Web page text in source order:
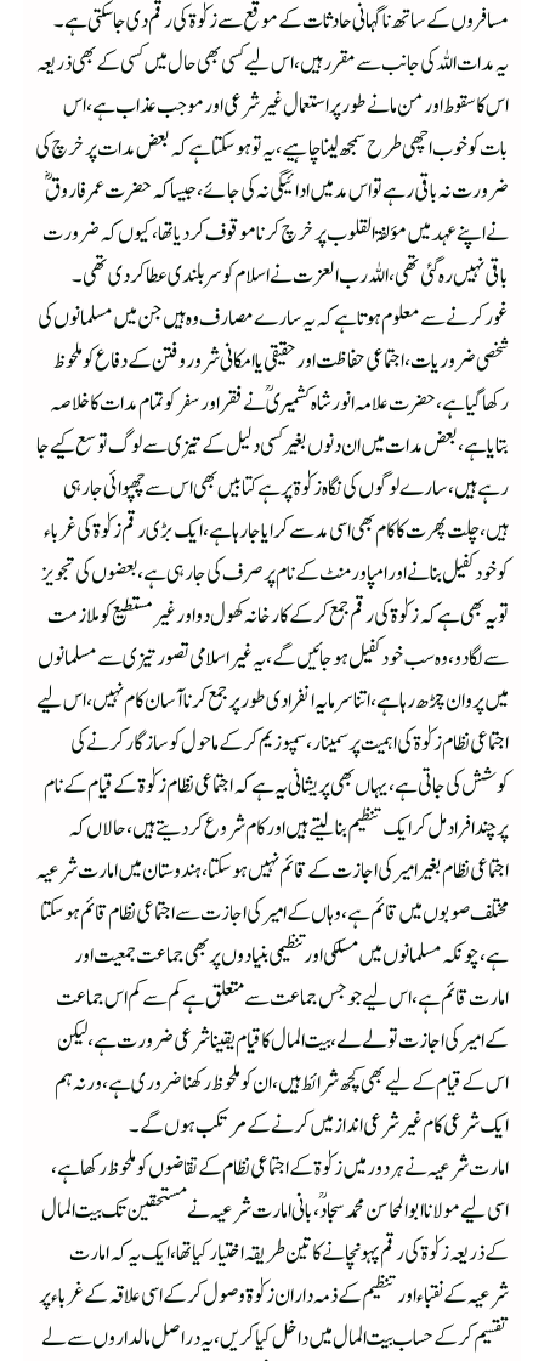
مسافروں کے ساتھ نا گہانی حادثات کے موقع سے زکوٰۃ کی رقم دی جا سکتی ہے ۔
یہ مدات اللہ کی جانب سے مقرر ہیں، اس لیے کسی بھی حال میں کسی کے بھی ذریعہ
اس کا سقوط اور من مانے طور پر استعمال غیر شرعی اور موجب عذاب ہے، اس
بات کو خوب اچھی طرح سمجھ لینا چاہیے، یہ تو ہو سکتا ہے کہ بعض مدات پر خرچ کی
ضرورت نہ باقی رہے تو اس مد میں ادائیگی نہ کی جائے، جیسا کہ حضرت عمر فاروق ؓ
نے اپنے عہد میں مؤلفۃ القلوب پر خرچ کرنا موقوف کر دیا تھا، کیوں کہ ضرورت
باقی نہیں رہ گئی تھی ، اللہ رب العزت نے اسلام کو سر بلندی عطا کر دی تھی۔
غور کرنے سے معلوم ہوتا ہے کہ یہ سارے مصارف وہ ہیں جن میں مسلمانوں کی
شخصی ضروریات ، اجتماعی حفاظت اور حقیقی یا امکانی شرور وفتن کے دفاع کو ملحوظ
رکھا گیا ہے، حضرت علامہ انور شاہ کشمیری ؒ نے فقر اور سفر کو تمام مدات کا خلاصہ
بتایا ہے، بعض مدات میں ان دنوں بغیر کسی دلیل کے تیزی سے لوگ توسع کیے جا
رہے ہیں، سارے لوگوں کی نگاہ زکوٰۃ پر ہے کتابیں بھی اس سے چھپوائی جا رہی
ہیں، چلت پھر ت کا کام بھی اسی مد سے کرایا جا رہا ہے ، ایک بڑی رقم زکوٰۃ کی غرباء
کو خود کفیل بنانے اور امپاورمنٹ کے نام پر صرف کی جا رہی ہے ، بعضوں کی تجویز
تو یہ بھی ہے کہ زکوٰۃ کی رقم جمع کرکے کار خانہ کھول دو اور غیر مستطیع کو ملازمت
سے لگادو، وہ سب خود کفیل ہو جائیں گے ،یہ غیر اسلامی تصور تیزی سے مسلمانوں
میں پروان چڑھ رہا ہے، اتنا سرمایہ انفرادی طور پر جمع کرنا آسان کام نہیں ، اس لیے
اجتماعی نظام زکوٰۃ کی اہمیت پر سمینار ، سمپوزیم کرکے ماحول کو سازگار کرنے کی
کوشش کی جاتی ہے ، یہاں بھی پریشانی یہ ہے کہ اجتماعی نظام زکوٰۃ کے قیام کے نام
پر چند افراد مل کر ایک تنظیم بنا لیتے ہیں اور کام شروع کر دیتے ہیں، حالاں کہ
اجتماعی نظام بغیر امیر کی اجازت کے قائم نہیں ہو سکتا، ہندوستان میں امارت شرعیہ
مختلف صوبوں میں قائم ہے، وہاں کے امیر کی اجازت سے اجتماعی نظام قائم ہو سکتا
ہے ، چونکہ مسلمانوں میں مسلکی اور تنظیمی بنیادوں پر بھی جماعت جمعیت اور
امارت قائم ہے ، اس لیے جو جس جماعت سے متعلق ہے کم سے کم اس جماعت
کے امیر کی اجازت تو لے لے، بیت المال کا قیام یقینا شرعی ضرورت ہے، لیکن
اس کے قیام کے لیے بھی کچھ شرائط ہیں، ان کو ملحوظ رکھنا ضروری ہے، ورنہ ہم
ایک شرعی کام غیر شرعی انداز میں کرنے کے مرتکب ہوں گے ۔
امارت شرعیہ نے ہر دور میں زکوٰۃ کے اجتماعی نظام کے تقاضوں کو ملحوظ رکھا ہے ،
اسی لیے مولانا ابو المحاسن محمد سجادؒ ، بانی امارت شرعیہ نے مستحقین تک بیت المال
کے ذریعہ زکوٰۃ کی رقم پہونچانے کا تین طریقہ اختیار کیا تھا، ایک یہ کہ امارت
شرعیہ کے نقباء اور تنظیم کے ذمہ داران زکوٰۃ وصول کرکے اسی علاقہ کے غرباء پر
تقسیم کرکے حساب بیت المال میں داخل کیا کریں، یہ در اصل مالداروں سے لے